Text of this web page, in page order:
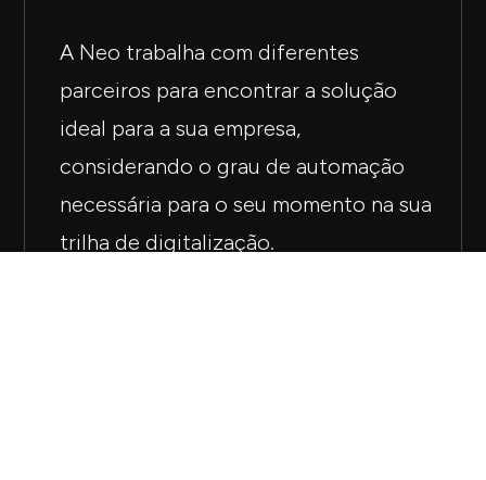
A Neo trabalha com diferentes
parceiros para encontrar a solução
ideal para a sua empresa,
considerando o grau de automação
necessária para o seu momento na sua
trilha de digitalização.